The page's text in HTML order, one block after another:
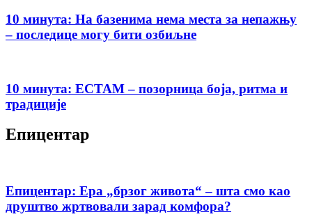
10 минута: На базенима нема места за непажњу
– последице могу бити озбиљне
10 минута: ЕСТАМ – позорница боја, ритма и
традиције
Епицентар
Епицентар: Ера „брзог живота“ – шта смо као
друштво жртвовали зарад комфора?